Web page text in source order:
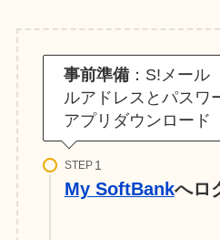
事前準備 ：S!メール
ルアドレスとパスワ
アプリダウンロード
STEP
My SoftBankへロ